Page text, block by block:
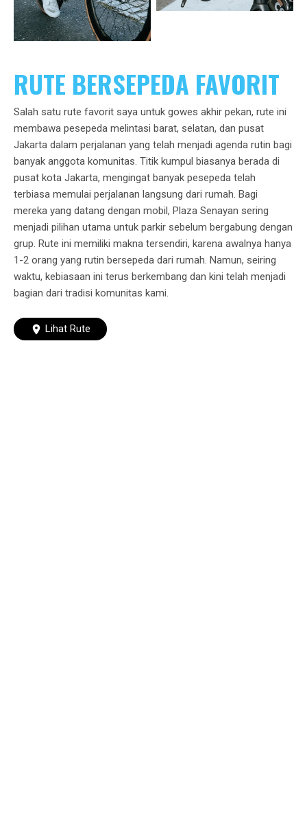
RUTE BERSEPEDA FAVORIT
Salah satu rute favorit saya untuk gowes akhir pekan, rute ini
membawa pesepeda melintasi barat, selatan, dan pusat
Jakarta dalam perjalanan yang telah menjadi agenda rutin bagi
banyak anggota komunitas. Titik kumpul biasanya berada di
pusat kota Jakarta, mengingat banyak pesepeda telah
terbiasa memulai perjalanan langsung dari rumah. Bagi
mereka yang datang dengan mobil, Plaza Senayan sering
menjadi pilihan utama untuk parkir sebelum bergabung dengan
grup. Rute ini memiliki makna tersendiri, karena awalnya hanya
1-2 orang yang rutin bersepeda dari rumah. Namun, seiring
waktu, kebiasaan ini terus berkembang dan kini telah menjadi
bagian dari tradisi komunitas kami.
Lihat Rute